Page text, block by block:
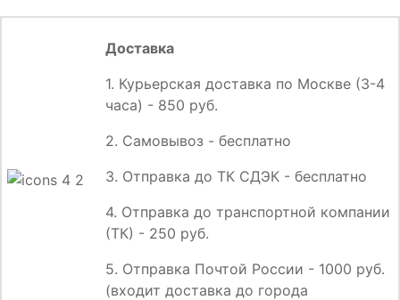
Доставка
1. Курьерская доставка по Москве (3-4
часа) - 850 руб.
2. Самовывоз - бесплатно
3. Отправка до ТК СДЭК - бесплатно
4. Отправка до транспортной компании
(ТК) - 250 руб.
5. Отправка Почтой России - 1000 руб.
(входит доставка до города